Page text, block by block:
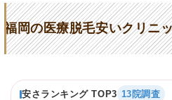
福岡の医療脱毛安いクリニ
安さランキング TOP3 13院調査